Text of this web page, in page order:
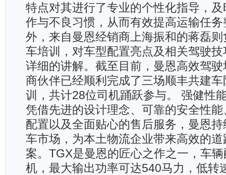
特点对其进行了专业的个性化指导，
作与不良习惯，从而有效提高运输任
外，来自曼恩经销商上海振和的蒋磊
车培训，对车型配置亮点及相关驾驶
详细的讲解。截至目前，曼恩高效驾
商伙伴已经顺利完成了三场顺丰共建
训，共计28位司机踊跃参与。 强健性
凭借先进的设计理念、可靠的安全性
配置以及全面贴心的售后服务，曼恩
车市场，为本土物流企业带来高效的
案。TGX是曼恩的匠心之作之一，车
机，最大输出功率可达540马力，低转